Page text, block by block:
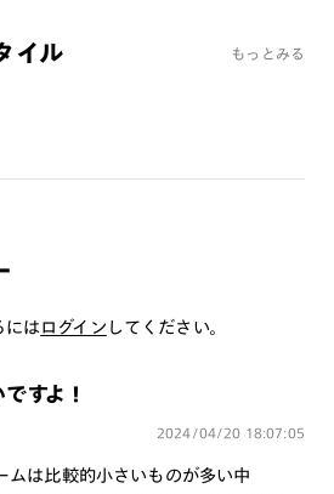
ブルカット
能なレンズはショッピングカート内で表示され
の対応レンズについてはJINS実店舗でお取り扱
交換券を発行】をお選びのうえ、店頭にてオ
いください。（※一部レンズ交換不可の商品を
っては作成できない場合がございます。
ンズは商品名に＜R!M＞の記載があるフレー
イル もっとみる
にはログイン してください。
すよ！
2024/04/20 18:07:05
ムは比較的小さいものが多い中